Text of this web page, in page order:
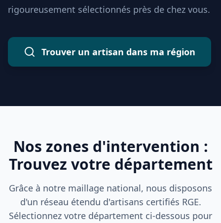
rigoureusement sélectionnés près de chez vous.
Trouver un artisan dans ma région
Nos zones d'intervention :
Trouvez votre département
Grâce à notre maillage national, nous disposons
d'un réseau étendu d'artisans certifiés RGE.
Sélectionnez votre département ci-dessous pour